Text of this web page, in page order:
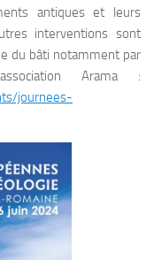
antiques et leurs
interventions sont
du bâti notamment par
Arama :
journees-